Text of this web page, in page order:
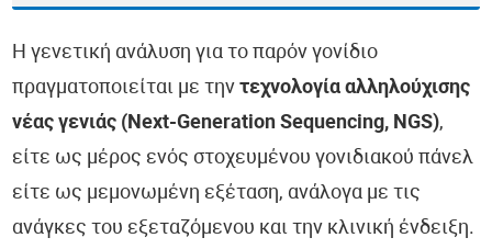
Η γενετική ανάλυση για το παρόν γονίδιο
πραγματοποιείται με τηντεχνολογία αλληλούχισης
νέας γενιάς (Next-Generation Sequencing, NGS),
είτε ως μέρος ενός στοχευμένου γονιδιακού πάνελ
είτε ως μεμονωμένη εξέταση, ανάλογα με τις
ανάγκες του εξεταζόμενου και την κλινική ένδειξη.